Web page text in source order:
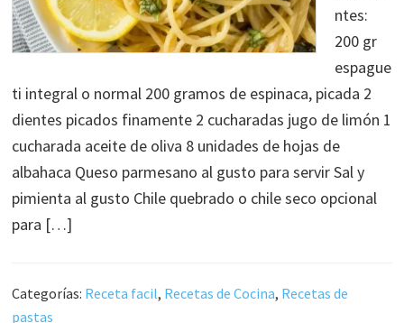
ntes:
200 gr
espague
ti integral o normal 200 gramos de espinaca, picada 2
dientes picados finamente 2 cucharadas jugo de limón 1
cucharada aceite de oliva 8 unidades de hojas de
albahaca Queso parmesano al gusto para servir Sal y
pimienta al gusto Chile quebrado o chile seco opcional
para […]
Categorías: Receta facil, Recetas de Cocina, Recetas de
pastas